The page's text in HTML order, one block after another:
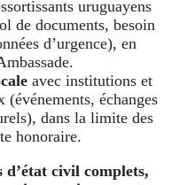
uruguayens
de documents, besoin
d’urgence), en
avec institutions et
(événements, échanges
dans la limite des
honoraire.
d’état civil complets,